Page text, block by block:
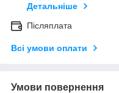
Детальніше
Післяплата
Всі умови оплати
Умови повернення